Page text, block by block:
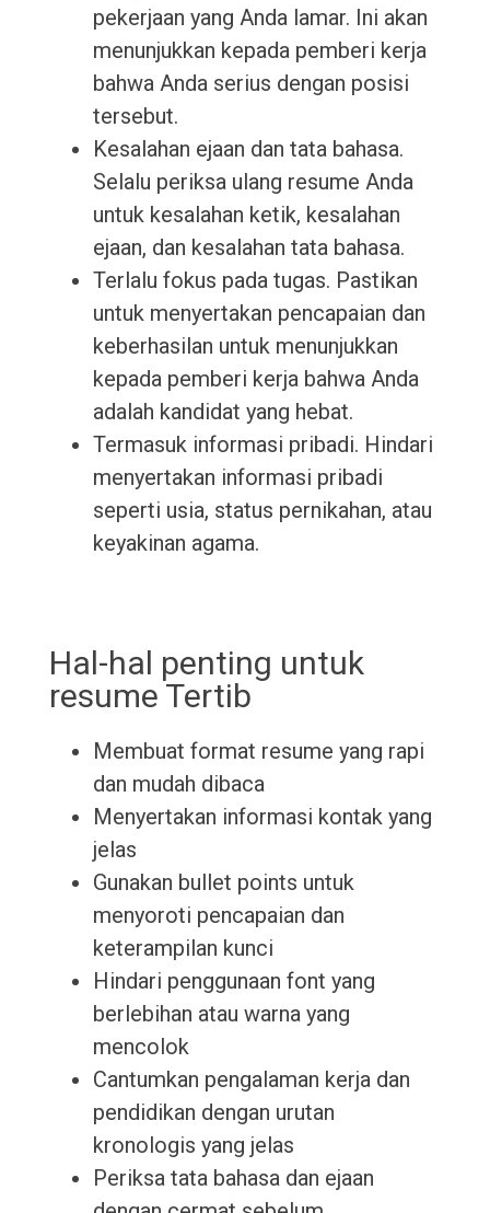
pekerjaan yang Anda lamar. Ini akan
menunjukkan kepada pemberi kerja
bahwa Anda serius dengan posisi
tersebut.
Kesalahan ejaan dan tata bahasa.
Selalu periksa ulang resume Anda
untuk kesalahan ketik, kesalahan
ejaan, dan kesalahan tata bahasa.
Terlalu fokus pada tugas. Pastikan
untuk menyertakan pencapaian dan
keberhasilan untuk menunjukkan
kepada pemberi kerja bahwa Anda
adalah kandidat yang hebat.
Termasuk informasi pribadi. Hindari
menyertakan informasi pribadi
seperti usia, status pernikahan, atau
keyakinan agama.
Hal-hal penting untuk
resume Tertib
Membuat format resume yang rapi
dan mudah dibaca
Menyertakan informasi kontak yang
jelas
Gunakan bullet points untuk
menyoroti pencapaian dan
keterampilan kunci
Hindari penggunaan font yang
berlebihan atau warna yang
mencolok
Cantumkan pengalaman kerja dan
pendidikan dengan urutan
kronologis yang jelas
Periksa tata bahasa dan ejaan